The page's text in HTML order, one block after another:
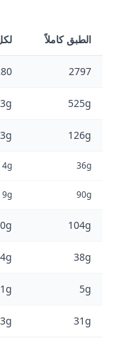
الطبق كاملاً
2797
525g
126g
4g 36g
9g 90g
104g
4g 38g
1g 5g
3g 31g